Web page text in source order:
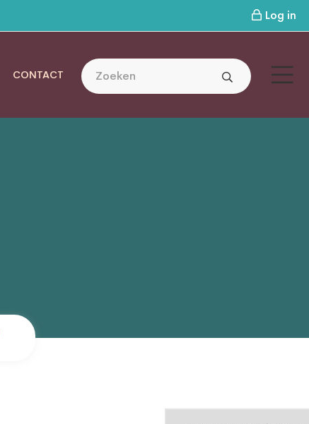
Log in
CONTACT